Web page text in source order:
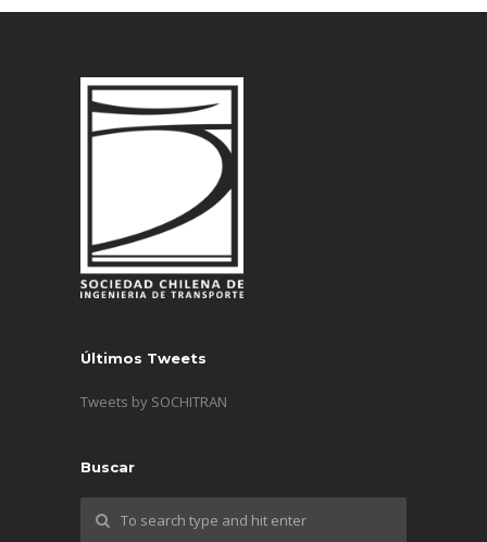
Últimos Tweets
Tweets by SOCHITRAN
Buscar